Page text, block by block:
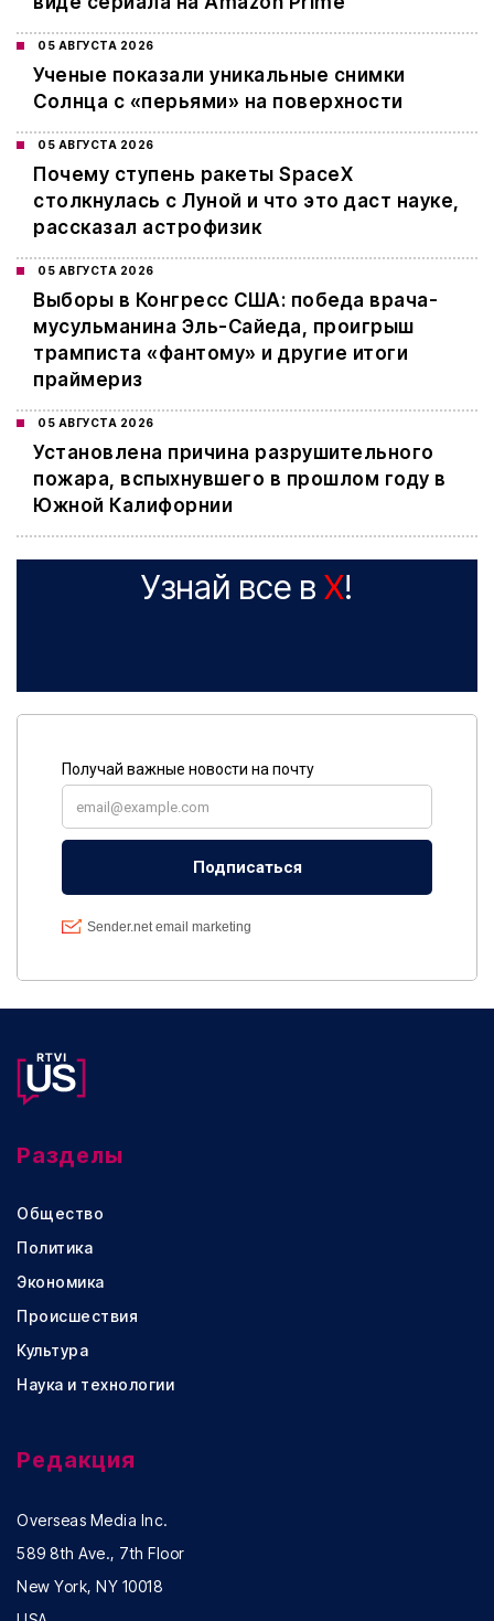
05 АВГУСТА 2026
Ученые показали уникальные снимки
Солнца с «перьями» на поверхности
05 АВГУСТА 2026
Почему ступень ракеты SpaceX
столкнулась с Луной и что это даст науке,
рассказал астрофизик
05 АВГУСТА 2026
Выборы в Конгресс США: победа врача-
мусульманина Эль-Сайеда, проигрыш
трамписта «фантому» и другие итоги
праймериз
05 АВГУСТА 2026
Установлена причина разрушительного
пожара, вспыхнувшего в прошлом году в
Южной Калифорнии
Узнай все в X!
Разделы
Общество
Политика
Экономика
Происшествия
Культура
Наука и технологии
Редакция
Overseas Media Inc.
589 8th Ave., 7th Floor
New York, NY 10018